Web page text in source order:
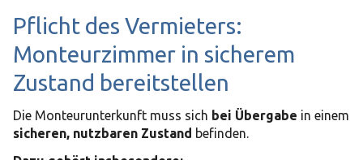
Pflicht des Vermieters:
Monteurzimmer in sicherem
Zustand bereitstellen
Die Monteurunterkunft muss sich bei Übergabe in einem
sicheren, nutzbaren Zustand befinden.